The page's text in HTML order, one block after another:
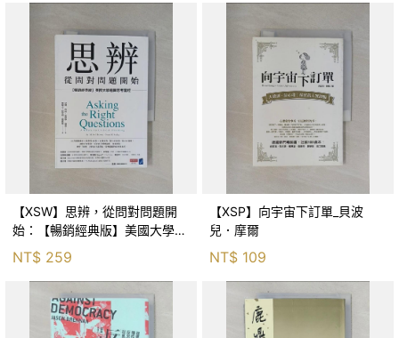
【XSW】思辨，從問對問題開
始：【暢銷經典版】美國大學邏
輯思考聖經_尼爾．布朗, 史都
華．基里, 羅耀宗, 蔡宏明, 黃賓
NT$ 259
【XSP】向宇宙下訂單_貝波
兒．摩爾
NT$ 109